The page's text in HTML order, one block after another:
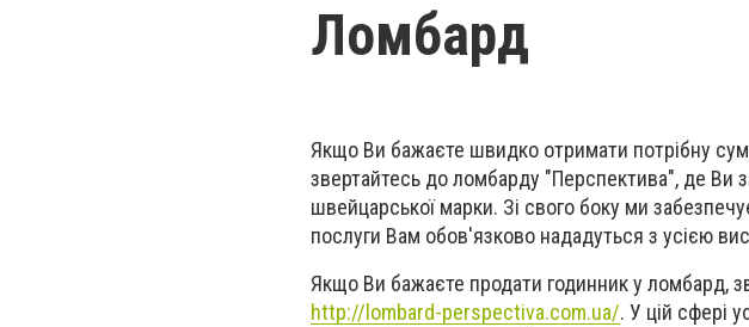
Ломбард
Якщо Ви бажаєте швидко отримати потрібну
звертайтесь до ломбарду "Перспектива", де Ви
швейцарської марки. Зі свого боку ми
послуги Вам обов'язково нададуться з усією
Якщо Ви бажаєте продати годинник у ломбард,
http://lombard-perspectiva.com.ua/. У цій сфері